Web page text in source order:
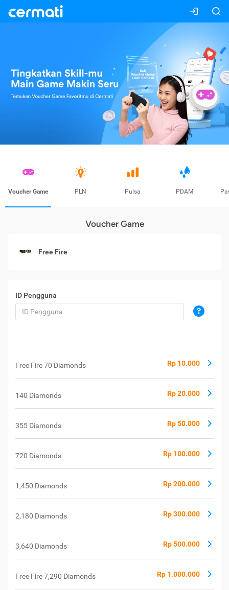
Voucher Game PLN Pulsa PDAM
Voucher Game
Free Fire
ID Pengguna
Free Fire 70 Diamonds Rp 10.000
140 Diamonds Rp 20.000
355 Diamonds Rp 50.000
720 Diamonds Rp 100.000
1,450 Diamonds Rp 200.000
2,180 Diamonds Rp 300.000
3,640 Diamonds Rp 500.000
Free Fire 7,290 Diamonds Rp 1.000.000